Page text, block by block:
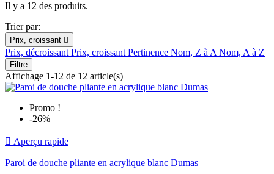
Il y a 12 des produits.
Trier par:
Prix, croissant 
Prix, décroissantPrix, croissantPertinence Nom, Z à ANom, A à Z
Filtre
Affichage 1-12 de 12 article(s)
Promo !
-26%
 Aperçu rapide
Paroi de douche pliante en acrylique blanc Dumas